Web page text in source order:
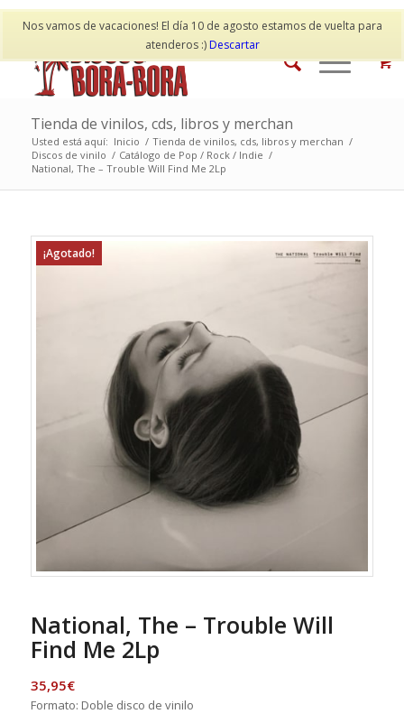
Nos vamos de vacaciones! El día 10 de agosto estamos de vuelta para
atenderos :)Descartar
Mi cuenta Contacto
Tienda de vinilos, cds, libros y merchan
Usted está aquí: Inicio / Tienda de vinilos, cds, libros y merchan /
Discos de vinilo / Catálogo de Pop / Rock / Indie /
National, The – Trouble Will Find Me 2Lp
¡Agotado!
National, The – Trouble Will
Find Me 2Lp
35,95€
Formato: Doble disco de vinilo